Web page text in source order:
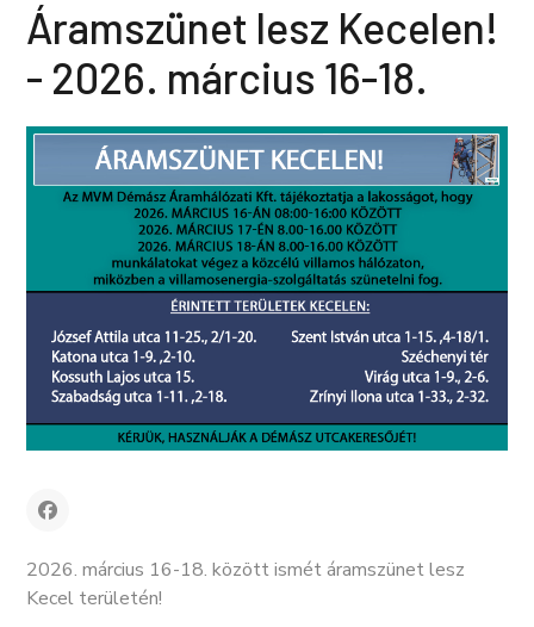
Áramszünet lesz Kecelen!
- 2026. március 16-18.
2026. március 16-18. között ismét áramszünet lesz
Kecel területén!